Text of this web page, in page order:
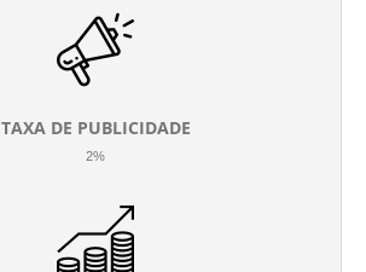
TAXA DE PUBLICIDADE
2%